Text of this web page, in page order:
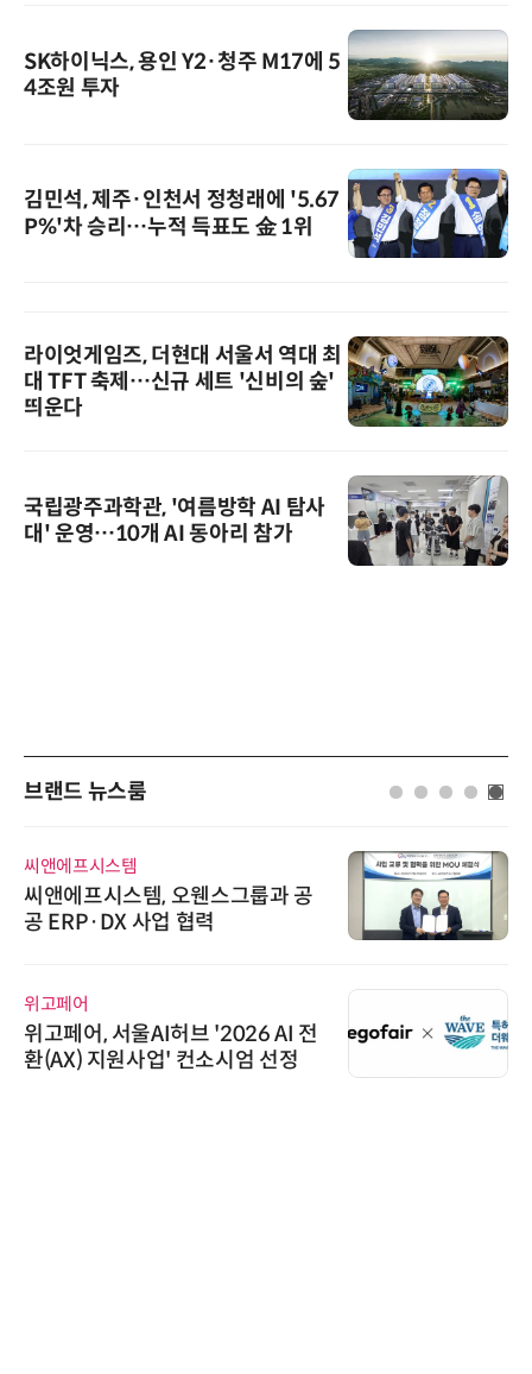
SK하이닉스, 용인 Y2·청주 M17에 5
4조원 투자
김민석, 제주·인천서 정청래에 '5.67
P%'차 승리…누적 득표도 金 1위
라이엇게임즈, 더현대 서울서 역대 최
대 TFT 축제…신규 세트 '신비의 숲'
띄운다
국립광주과학관, '여름방학 AI 탐사
대' 운영…10개 AI 동아리 참가
브랜드 뉴스룸
씨앤에프시스템
씨앤에프시스템, 오웬스그룹과 공
공 ERP·DX 사업 협력
위고페어
위고페어, 서울AI허브 '2026 AI 전
환(AX) 지원사업' 컨소시엄 선정